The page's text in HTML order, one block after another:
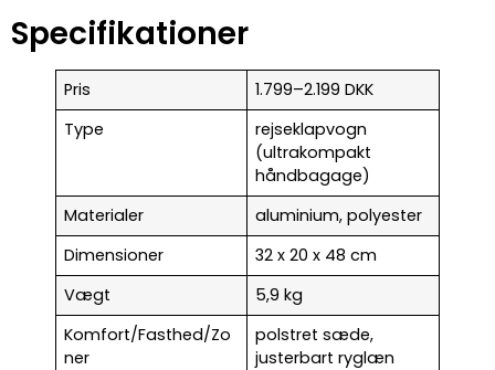
Specifikationer
Pris
1.799–2.199 DKK
Type
rejseklapvogn
(ultrakompakt
håndbagage)
Materialer
aluminium, polyester
Dimensioner
32 x 20 x 48 cm
Vægt
5,9 kg
Komfort/Fasthed/Zo
ner
polstret sæde,
justerbart ryglæn